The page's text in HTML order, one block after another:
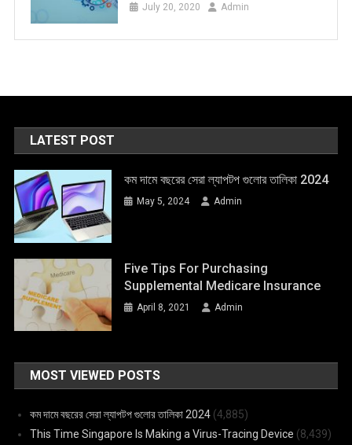
July 20, 2020 Admin
LATEST POST
কম দামে বছরের সেরা ল্যাপটপ গুলোর তালিকা 2024
May 5, 2024 Admin
Five Tips For Purchasing
Supplemental Medicare Insurance
April 8, 2021 Admin
MOST VIEWED POSTS
কম দামে বছরের সেরা ল্যাপটপ গুলোর তালিকা 2024 (4,885)
This Time Singapore Is Making a Virus-Tracing Device (8,439)